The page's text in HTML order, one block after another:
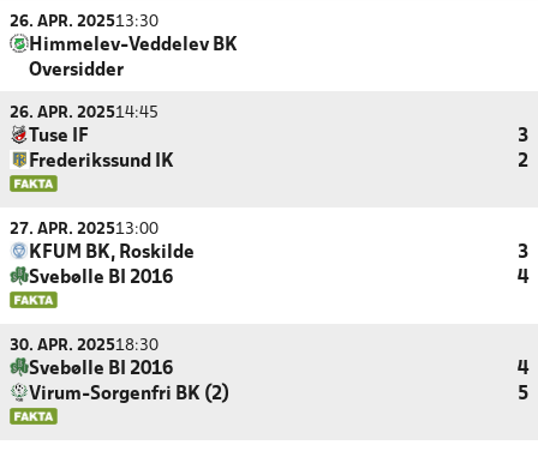
26. APR. 202513:30
Himmelev-Veddelev BK
Oversidder
26. APR. 202514:45
Tuse IF
3
Frederikssund IK
2
27. APR. 202513:00
KFUM BK, Roskilde
3
Svebølle BI 2016
4
30. APR. 202518:30
Svebølle BI 2016
4
Virum-Sorgenfri BK (2)
5